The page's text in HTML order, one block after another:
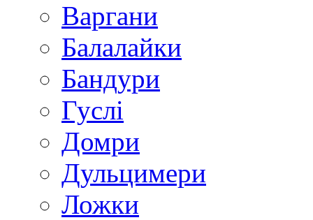
Варгани
Балалайки
Бандури
Гуслі
Домри
Дульцимери
Ложки